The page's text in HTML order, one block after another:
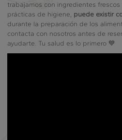
trabajamos con ingredientes
prácticas de higiene, puede existir
durante la preparación de los
contacta con nosotros antes de
ayudarte. Tu salud es lo primero 💙